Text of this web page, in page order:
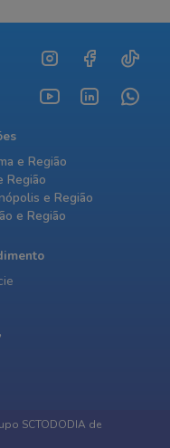
e Região
Região
e Região
e Região
SCTODODIA de